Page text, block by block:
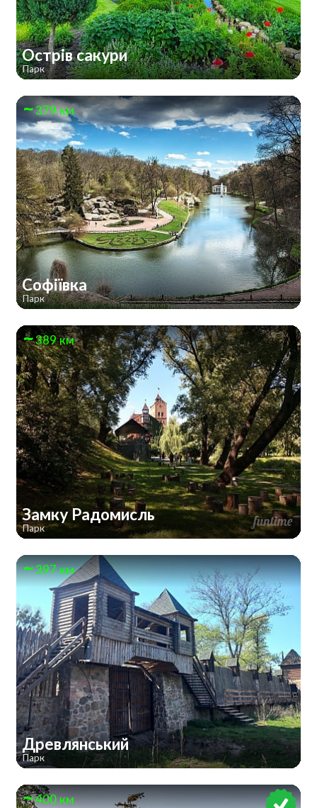
Острів сакури
Парк
379 км
Софіївка
Парк
389 км
Замку Радомисль
Парк
397 км
Древлянський
Парк
400 км